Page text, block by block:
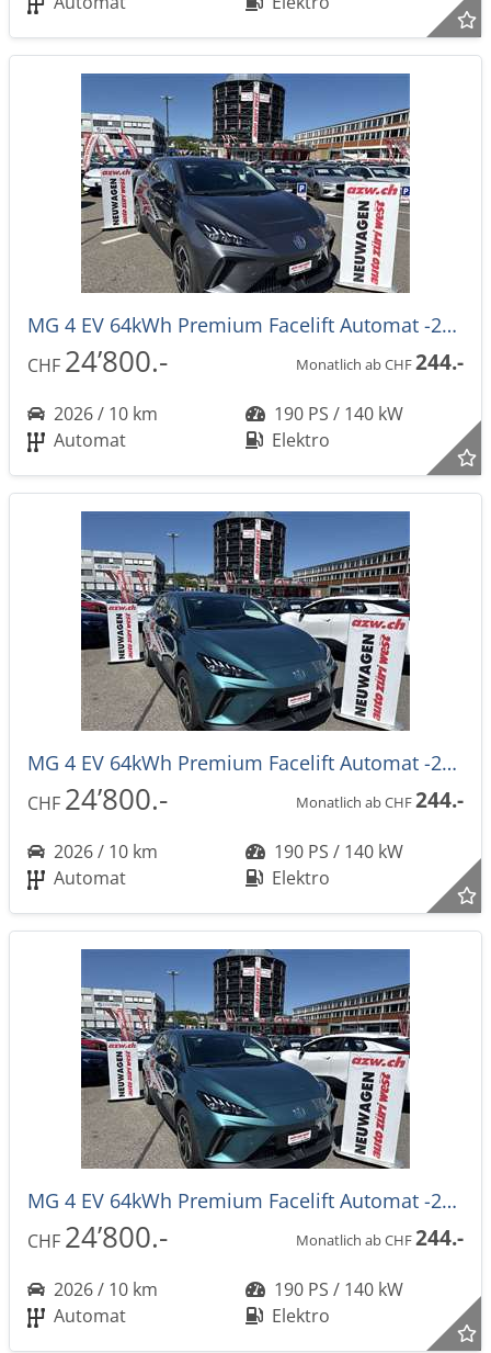
MG 4 EV 64kWh Premium Facelift Automat -27%
CHF 24’800.- Monatlich ab CHF244.-
2026 / 10 km
190 PS / 140 kW
Automat
Elektro
MG 4 EV 64kWh Premium Facelift Automat -27%
CHF 24’800.- Monatlich ab CHF244.-
2026 / 10 km
190 PS / 140 kW
Automat
Elektro
MG 4 EV 64kWh Premium Facelift Automat -27%
CHF 24’800.- Monatlich ab CHF244.-
2026 / 10 km
190 PS / 140 kW
Automat
Elektro